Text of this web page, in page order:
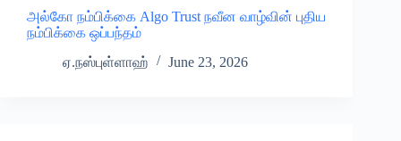
அல்கோ நம்பிக்கை Algo Trust நவீன வாழ்வின் புதிய
நம்பிக்கை ஒப்பந்தம்
ஏ.நஸ்புள்ளாஹ்
June 23, 2026